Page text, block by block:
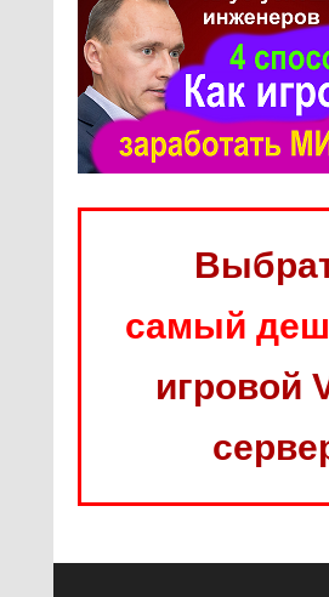
самый
игровой